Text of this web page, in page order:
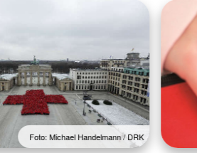
Foto: Michael Handelmann / DRK